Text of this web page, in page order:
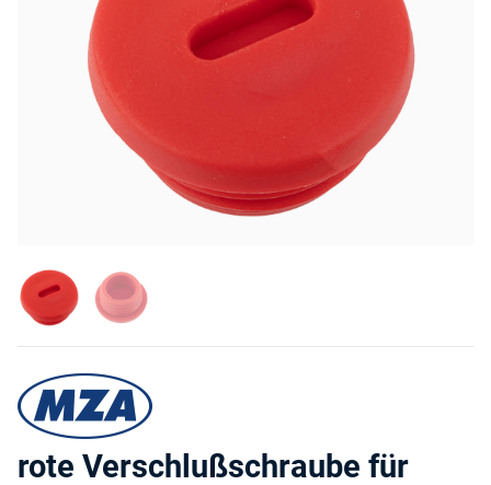
rote Verschlußschraube für